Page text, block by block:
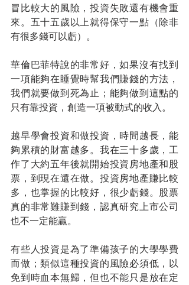
冒比較大的風險，投資失敗還有機會重
來。五十五歲以上就得保守一點（除非
有很多錢可以虧）。
華倫巴菲特說的非常好，如果沒有找到
一項能夠在睡覺時幫我們賺錢的方法，
我們就要做到死為止；能夠做到這點的
只有靠投資，創造一項被動式的收入。
越早學會投資和做投資，時間越長，能
夠累積的財富越多。我在三十多歲，工
作了大約五年後就開始投資房地產和股
票，到現在還在做。投資房地產賺比較
多，也掌握的比較好，很少虧錢。股票
真的非常難賺到錢，認真研究上市公司
也不一定能贏。
有些人投資是為了準備孩子的大學學費
而做；類似這種投資的風險必須低，以
免到時血本無歸，但也不能只是放在定